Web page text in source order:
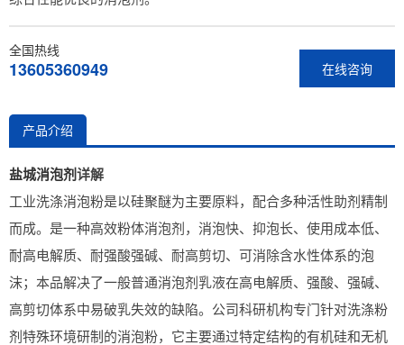
在线咨询
全国热线
13605360949
产品介绍
盐城消泡剂详解
工业洗涤消泡粉是以硅聚醚为主要原料，配合多种活性助剂精制
而成。是一种高效粉体消泡剂，消泡快、抑泡长、使用成本低、
耐高电解质、耐强酸强碱、耐高剪切、可消除含水性体系的泡
沫；本品解决了一般普通消泡剂乳液在高电解质、强酸、强碱、
高剪切体系中易破乳失效的缺陷。公司科研机构专门针对洗涤粉
剂特殊环境研制的消泡粉，它主要通过特定结构的有机硅和无机